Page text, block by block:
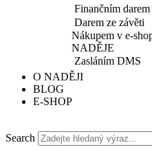
Finančním darem
Darem ze závěti
Nákupem v e-
NADĚJE
Zasláním DMS
O NADĚJI
BLOG
E-SHOP
Search